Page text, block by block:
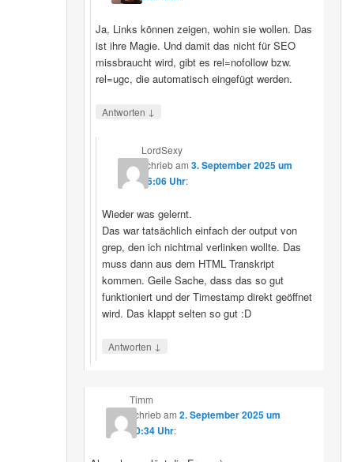
Ja, Links können zeigen, wohin sie wollen. Das
ist ihre Magie. Und damit das nicht für SEO
missbraucht wird, gibt es rel=nofollow bzw.
rel=ugc, die automatisch eingefügt werden.
Antworten ↓
LordSexy
schriebam 3. September 2025 um
16:06 Uhr:
Wieder was gelernt.
Das war tatsächlich einfach der output von
grep, den ich nichtmal verlinken wollte. Das
muss dann aus dem HTML Transkript
kommen. Geile Sache, dass das so gut
funktioniert und der Timestamp direkt geöffnet
wird. Das klappt selten so gut :D
Antworten ↓
Timm
schriebam 2. September 2025 um
10:34 Uhr: